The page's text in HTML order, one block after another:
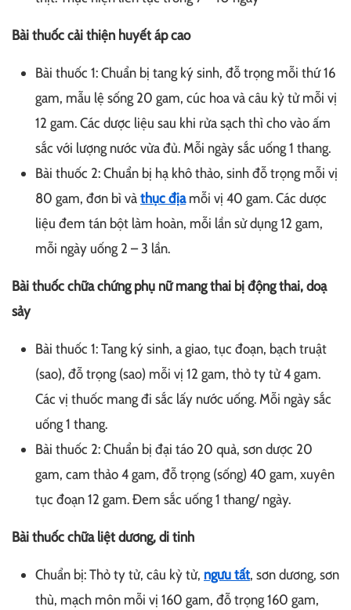
Bài thuốc cải thiện huyết áp cao
Bài thuốc 1: Chuẩn bị tang ký sinh, đỗ trọng mỗi thứ 16
gam, mẫu lệ sống 20 gam, cúc hoa và câu kỷ tử mỗi vị
12 gam. Các dược liệu sau khi rửa sạch thì cho vào ấm
sắc với lượng nước vừa đủ. Mỗi ngày sắc uống 1 thang.
Bài thuốc 2: Chuẩn bị hạ khô thảo, sinh đỗ trọng mỗi vị
80 gam, đơn bì vàthục địamỗi vị 40 gam. Các dược
liệu đem tán bột làm hoàn, mỗi lần sử dụng 12 gam,
mỗi ngày uống 2 – 3 lần.
Bài thuốc chữa chứng phụ nữ mang thai bị động thai, doạ
sảy
Bài thuốc 1: Tang ký sinh, a giao, tục đoạn, bạch truật
(sao), đỗ trọng (sao) mỗi vị 12 gam, thỏ ty tử 4 gam.
Các vị thuốc mang đi sắc lấy nước uống. Mỗi ngày sắc
uống 1 thang.
Bài thuốc 2: Chuẩn bị đại táo 20 quả, sơn dược 20
gam, cam thảo 4 gam, đỗ trọng (sống) 40 gam, xuyên
tục đoạn 12 gam. Đem sắc uống 1 thang/ ngày.
Bài thuốc chữa liệt dương, di tinh
Chuẩn bị: Thỏ ty tử, câu kỷ tử, ngưu tất, sơn dương, sơn
thù, mạch môn mỗi vị 160 gam, đỗ trọng 160 gam,